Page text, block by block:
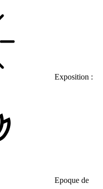
Exposition :
Epoque de